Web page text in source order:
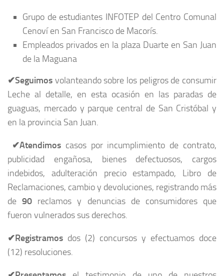
Grupo de estudiantes INFOTEP del Centro Comunal
Cenoví en San Francisco de Macorís.
Empleados privados en la plaza Duarte en San Juan
de la Maguana
✔Seguimos volanteando sobre los peligros de consumir
Leche al detalle, en esta ocasión en las paradas de
guaguas, mercado y parque central de San Cristóbal y
en la provincia San Juan.
✔Atendimos casos por incumplimiento de contrato,
publicidad engañosa, bienes defectuosos, cargos
indebidos, adulteración precio estampado, Libro de
Reclamaciones, cambio y devoluciones, registrando más
de90 reclamos y denuncias de consumidores que
fueron vulnerados sus derechos.
✔Registramos dos (2) concursos y efectuamos doce
(12) resoluciones.